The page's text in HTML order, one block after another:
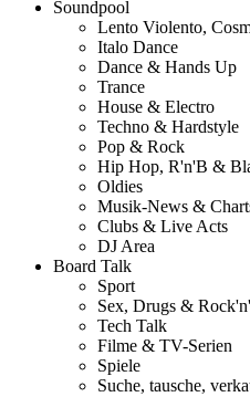
Soundpool
Lento Violento,
Italo Dance
Dance & Hands Up
Trance
House & Electro
Techno & Hardstyle
Pop & Rock
Hip Hop, R'n'B &
Oldies
Musik-News &
Clubs & Live Acts
DJ Area
Board Talk
Sport
Sex, Drugs &
Tech Talk
Filme & TV-Serien
Spiele
Suche, tausche,